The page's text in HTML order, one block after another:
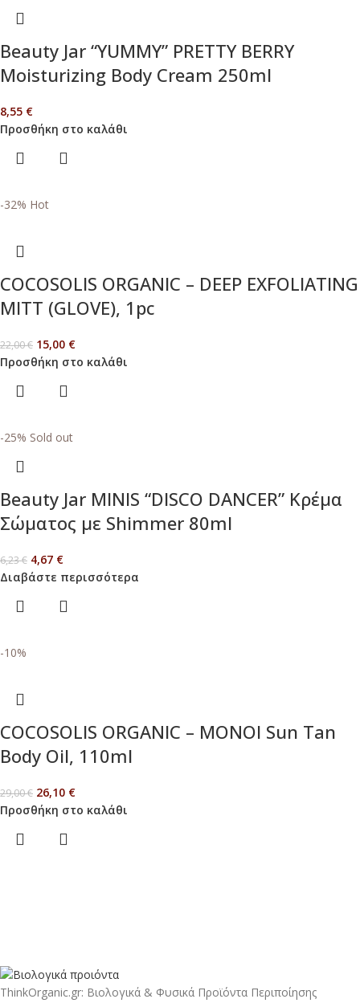
Beauty Jar “YUMMY” PRETTY BERRY
Moisturizing Body Cream 250ml
8,55 €
Προσθήκη στο καλάθι
-32% Hot
COCOSOLIS ORGANIC – DEEP EXFOLIATING
MITT (GLOVE), 1pc
22,00€ 15,00 €
Προσθήκη στο καλάθι
-25% Sold out
Beauty Jar MINIS “DISCO DANCER” Κρέμα
Σώματος με Shimmer 80ml
6,23€ 4,67 €
Διαβάστε περισσότερα
-10%
COCOSOLIS ORGANIC – MONOI Sun Tan
Body Oil, 110ml
29,00€ 26,10 €
Προσθήκη στο καλάθι
ThinkOrganic.gr: Βιολογικά & Φυσικά Προϊόντα Περιποίησης